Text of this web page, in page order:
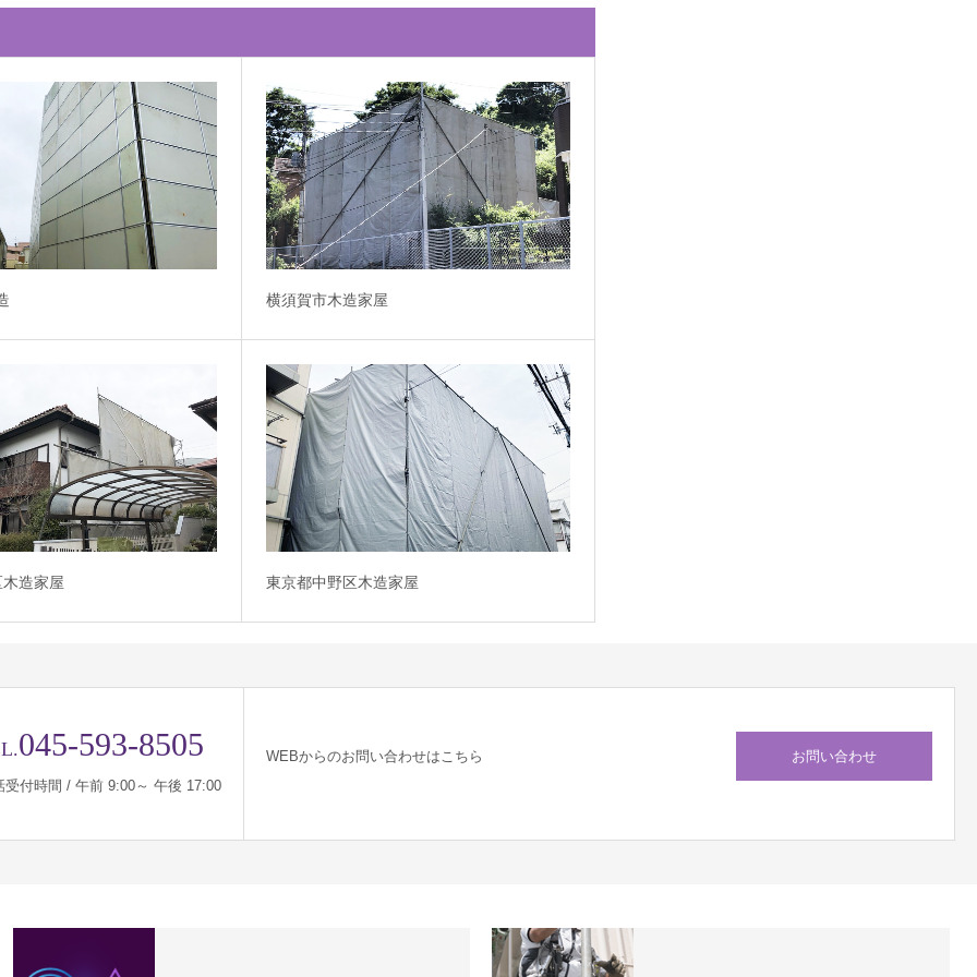
横須賀市木造家屋
造家屋 東京都中野区木造家屋
045-593-8505
受付時間 / 午前 9:00～ 午後 17:00
WEBからのお問い合わせはこちら お問い合わせ